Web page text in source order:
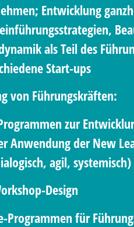
Entwicklung
als Teil des
Start-ups
von Führungskräften:
zur
Anwendung der New
agil, systemisch)
Design
Programmen für